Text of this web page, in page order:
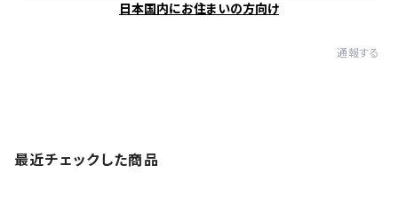
日本国内にお住まいの方向け
通報する
最近チェックした商品